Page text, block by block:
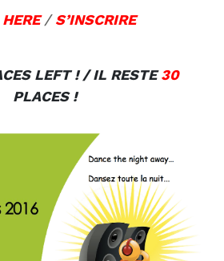
/S’INSCRIRE
LEFT ! / IL RESTE30
PLACES !